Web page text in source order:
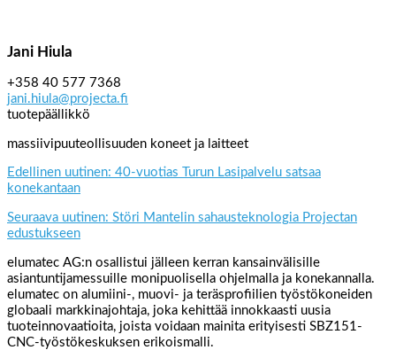
Jani Hiula
+358 40 577 7368
jani.hiula@projecta.fi
tuotepäällikkö
massiivipuuteollisuuden koneet ja laitteet
Edellinen uutinen: 40-vuotias Turun Lasipalvelu satsaa
konekantaan
Seuraava uutinen: Störi Mantelin sahausteknologia Projectan
edustukseen
elumatec AG:n osallistui jälleen kerran kansainvälisille
asiantuntijamessuille monipuolisella ohjelmalla ja konekannalla.
elumatec on alumiini-, muovi- ja teräsprofiilien työstökoneiden
globaali markkinajohtaja, joka kehittää innokkaasti uusia
tuoteinnovaatioita, joista voidaan mainita erityisesti SBZ151-
CNC-työstökeskuksen erikoismalli.